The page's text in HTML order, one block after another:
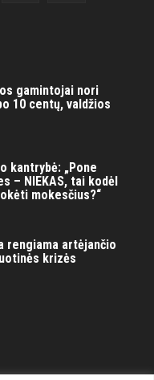
gamintojai nori
10 centų, valdžios
kantrybė: „Pone
– NIEKAS, tai kodėl
mokesčius?“
rengiama artėjančio
krizės